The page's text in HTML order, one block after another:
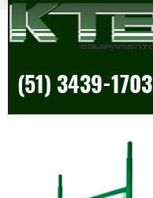
(51) 3439-1703